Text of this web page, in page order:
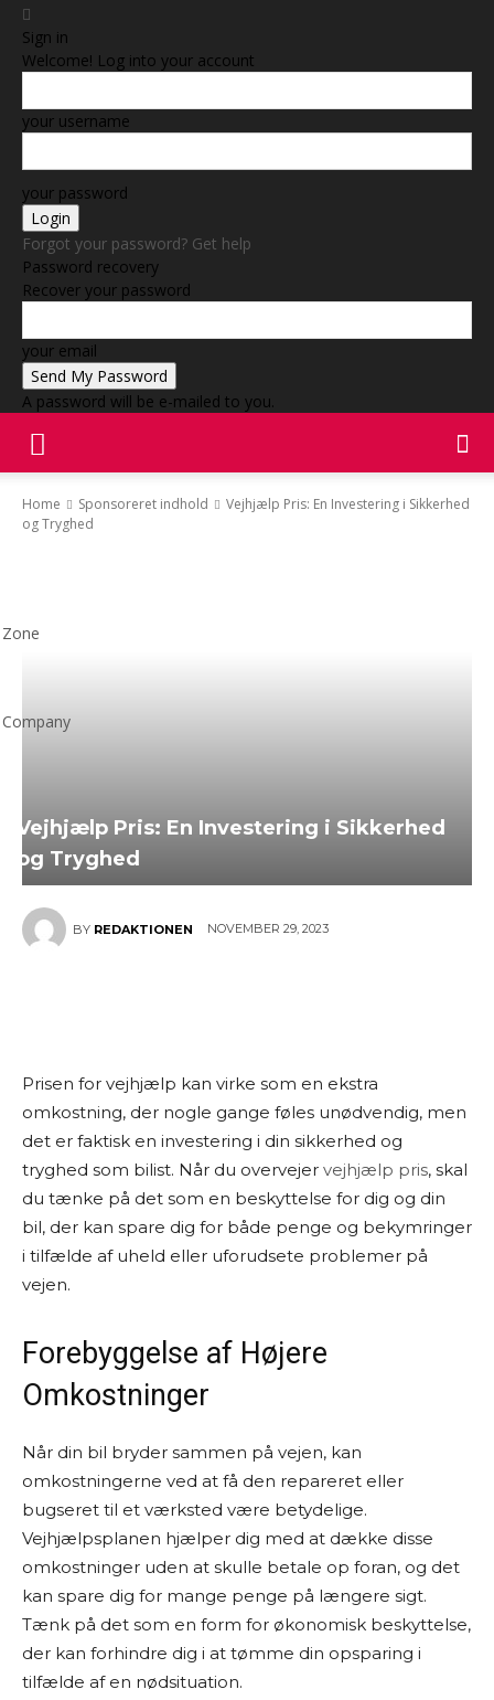
Sign in
Welcome! Log into your account
your username
your password
Forgot your password? Get help
Password recovery
Recover your password
your email
A password will be e-mailed to you.
Zone
Company
Home Sponsoreret indhold
Vejhjælp Pris: En Investering i Sikkerhed
og Tryghed
Vejhjælp Pris: En Investering i Sikkerhed
og Tryghed
BY REDAKTIONEN NOVEMBER 29, 2023
Prisen for vejhjælp kan virke som en ekstra
omkostning, der nogle gange føles unødvendig, men
det er faktisk en investering i din sikkerhed og
tryghed som bilist. Når du overvejer vejhjælp pris, skal
du tænke på det som en beskyttelse for dig og din
bil, der kan spare dig for både penge og bekymringer
i tilfælde af uheld eller uforudsete problemer på
vejen.
Forebyggelse af Højere
Omkostninger
Når din bil bryder sammen på vejen, kan
omkostningerne ved at få den repareret eller
bugseret til et værksted være betydelige.
Vejhjælpsplanen hjælper dig med at dække disse
omkostninger uden at skulle betale op foran, og det
kan spare dig for mange penge på længere sigt.
Tænk på det som en form for økonomisk beskyttelse,
der kan forhindre dig i at tømme din opsparing i
tilfælde af en nødsituation.